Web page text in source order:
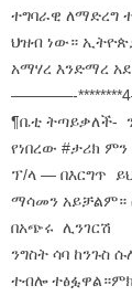
ተግባራዊ ለማድረግ
ህዝብ ነው።
አማሃረ እንድማረ
————-
¶ቤቲ ትጣይቃለች-
የነበረው #ታሪክ ምን
ፕ/ላ — በእርግጥ
ማሳመን አይቻልም።
በአጭሩ ሊንገርሽ
ንግስት ሳባ ከንጉስ
ተብሎ